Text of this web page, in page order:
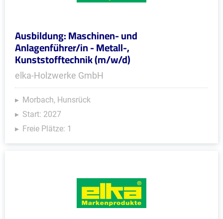
Ausbildung: Maschinen- und
Anlagenführer/in - Metall-,
Kunststofftechnik (m/w/d)
elka-Holzwerke GmbH
Morbach, Hunsrück
Start: 2027
Freie Plätze: 1